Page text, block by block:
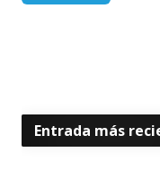
Entrada más